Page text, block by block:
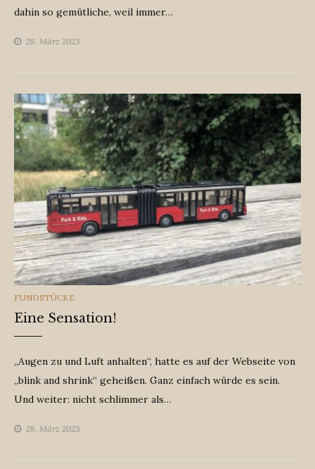
dahin so gemütliche, weil immer…
28. März 2023
CATEGORIES
FUNDSTÜCKE
Eine Sensation!
„Augen zu und Luft anhalten“, hatte es auf der Webseite von
„blink and shrink“ geheißen. Ganz einfach würde es sein.
Und weiter: nicht schlimmer als…
28. März 2023